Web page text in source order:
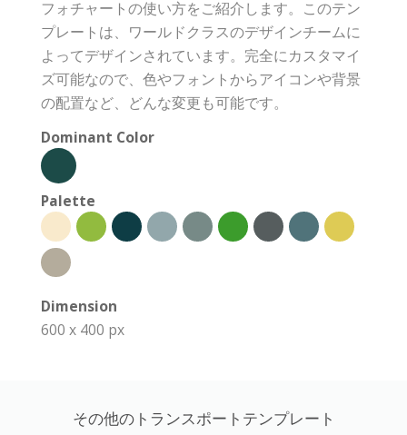
フォチャートの使い方をご紹介します。このテン
プレートは、ワールドクラスのデザインチームに
よってデザインされています。完全にカスタマイ
ズ可能なので、色やフォントからアイコンや背景
の配置など、どんな変更も可能です。
Dominant Color
Palette
Dimension
600 x 400 px
その他のトランスポートテンプレート